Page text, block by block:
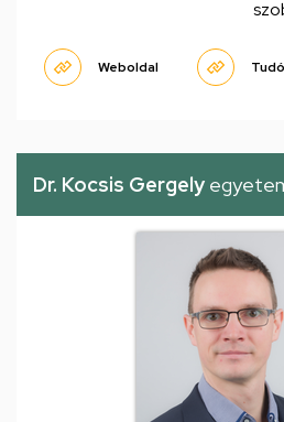
Weboldal
Dr. Kocsis Gergely